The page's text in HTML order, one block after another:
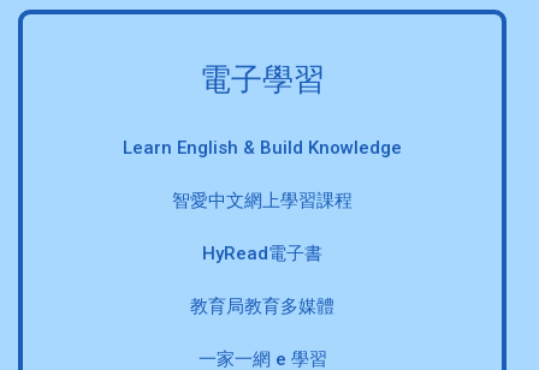
電子學習
Learn English & Build Knowledge
智愛中文網上學習課程
HyRead電子書
教育局教育多媒體
一家一網 e 學習